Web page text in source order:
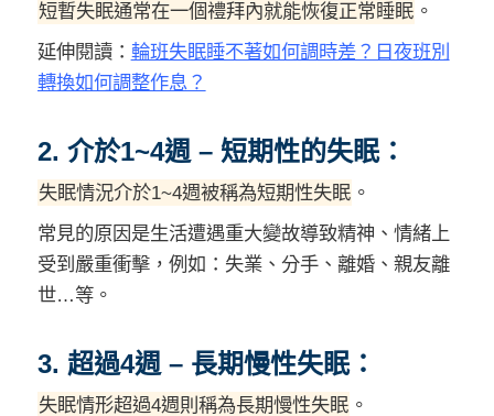
短暫失眠通常在一個禮拜內就能恢復正常睡眠 。
延伸閱讀： 輪班失眠睡不著如何調時差？日夜班別
轉換如何調整作息？
2. 介於1~4週 – 短期性的失眠：
失眠情況介於1~4週被稱為短期性失眠 。
常見的原因是生活遭遇重大變故導致精神、情緒上
受到嚴重衝擊，例如：失業、分手、離婚、親友離
世…等。
3. 超過4週 – 長期慢性失眠：
失眠情形超過4週則稱為長期慢性失眠 。